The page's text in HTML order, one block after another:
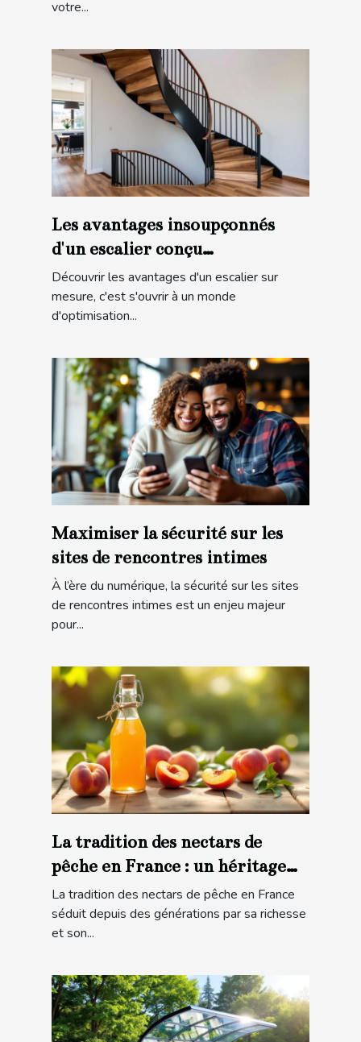
votre...
Les avantages insoupçonnés
d'un escalier conçu
spécialement pour vous
Découvrir les avantages d'un escalier sur
mesure, c'est s'ouvrir à un monde
d'optimisation...
Maximiser la sécurité sur les
sites de rencontres intimes
À l’ère du numérique, la sécurité sur les sites
de rencontres intimes est un enjeu majeur
pour...
La tradition des nectars de
pêche en France : un héritage
gustatif
La tradition des nectars de pêche en France
séduit depuis des générations par sa richesse
et son...